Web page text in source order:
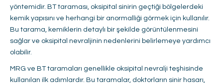
yöntemidir. BT taraması, oksipital sinirin geçtiği bölgelerdeki
kemik yapısını ve herhangi bir anormalliği görmek için kullanılır.
Bu tarama, kemiklerin detaylı bir şekilde görüntülenmesini
sağlar ve oksipital nevraljinin nedenlerini belirlemeye yardımcı
olabilir.
MRG ve BT taramaları genellikle oksipital nevralji teşhisinde
kullanılan ilk adımlardır. Bu taramalar, doktorların sinir hasarı,